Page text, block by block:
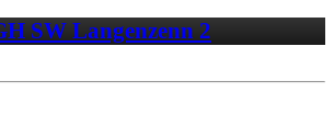
SW Langenzenn 2